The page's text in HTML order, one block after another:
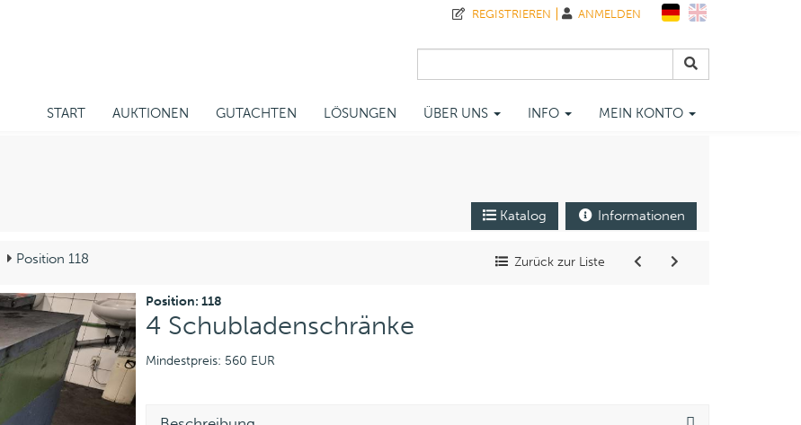
START AUKTIONEN GUTACHTEN LÖSUNGEN ÜBER UNS INFO MEIN KONTO
REGISTRIEREN ANMELDEN
Katalog Informationen
Position 118 Zurück zur Liste
Position: 118
4 Schubladenschränke
Mindestpreis: 560 EUR